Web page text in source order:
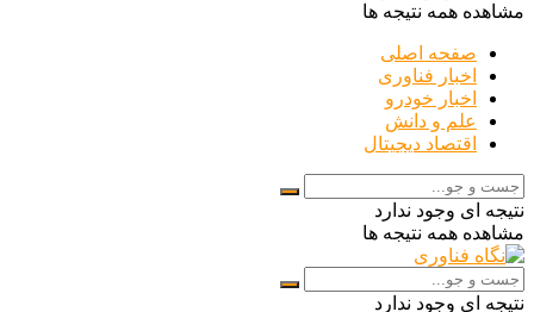
مشاهده همه نتیجه ها
صفحه اصلی
اخبار فناوری
اخبار خودرو
علم و دانش
اقتصاد دیجیتال
نتیجه ای وجود ندارد
مشاهده همه نتیجه ها
نتیجه ای وجود ندارد